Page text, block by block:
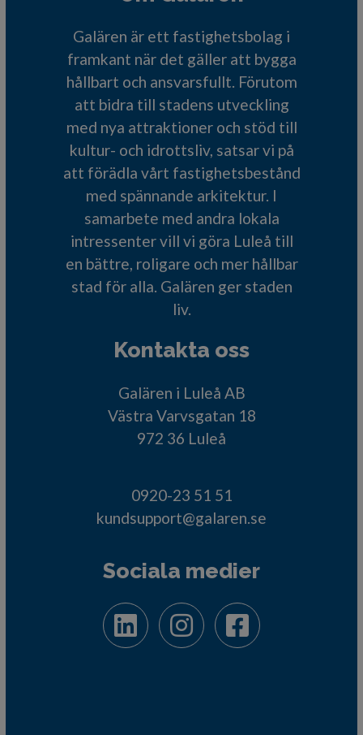
Galären är ett fastighetsbolag i
framkant när det gäller att bygga
hållbart och ansvarsfullt. Förutom
att bidra till stadens utveckling
med nya attraktioner och stöd till
kultur- och idrottsliv, satsar vi på
att förädla vårt fastighetsbestånd
med spännande arkitektur. I
samarbete med andra lokala
intressenter vill vi göra Luleå till
en bättre, roligare och mer hållbar
stad för alla. Galären ger staden
liv.
Kontakta oss
Galären i Luleå AB
Västra Varvsgatan 18
972 36 Luleå
0920-23 51 51
kundsupport@galaren.se
Sociala medier